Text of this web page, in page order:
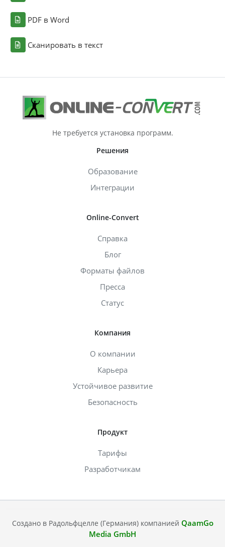
PDF в Word
Сканировать в текст
Не требуется установка программ.
Решения
Образование
Интеграции
Online-Convert
Справка
Блог
Форматы файлов
Пресса
Статус
Компания
О компании
Карьера
Устойчивое развитие
Безопасность
Продукт
Тарифы
Разработчикам
Создано в Радольфцелле (Германия) компанией QaamGo
Media GmbH